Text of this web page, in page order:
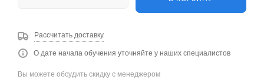
Рассчитать доставку
О дате начала обучения уточняйте у наших специалистов
Вы можете обсудить скидку с менеджером